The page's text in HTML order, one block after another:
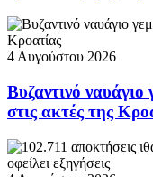
4 Αυγούστου 2026
Βυζαντινό
στις ακτές της